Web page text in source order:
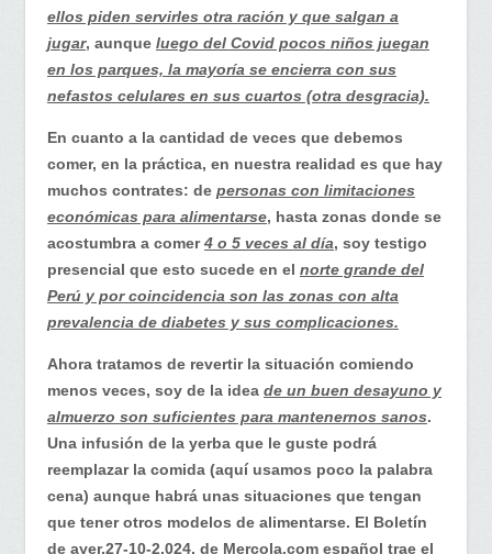
ellos piden servirles otra ración y que salgan a
jugar, aunque luego del Covid pocos niños juegan
en los parques, la mayoría se encierra con sus
nefastos celulares en sus cuartos (otra desgracia).
En cuanto a la cantidad de veces que debemos
comer, en la práctica, en nuestra realidad es que hay
muchos contrates: de personas con limitaciones
económicas para alimentarse, hasta zonas donde se
acostumbra a comer4 o 5 veces al día, soy testigo
presencial que esto sucede en el norte grande del
Perú y por coincidencia son las zonas con alta
prevalencia de diabetes y sus complicaciones.
Ahora tratamos de revertir la situación comiendo
menos veces, soy de la idea de un buen desayuno y
almuerzo son suficientes para mantenernos sanos.
Una infusión de la yerba que le guste podrá
reemplazar la comida (aquí usamos poco la palabra
cena) aunque habrá unas situaciones que tengan
que tener otros modelos de alimentarse. El Boletín
de ayer,27-10-2,024, de Mercola.com español trae el